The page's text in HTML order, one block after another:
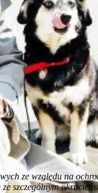
ze względu na
szczególnym